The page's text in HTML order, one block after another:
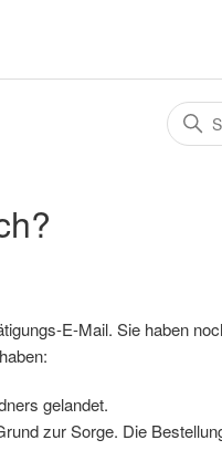
E-Mail. Sie haben
gelandet.
zur Sorge. Die